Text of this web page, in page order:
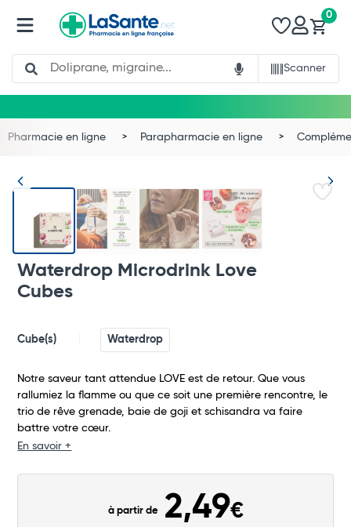
Search
Scanner
0
Commander
Pharmacie en ligne Parapharmacie en ligne
Waterdrop Microdrink Love
Cubes
Cube(s) Waterdrop
Notre saveur tant attendue LOVE est de retour. Que vous
rallumiez la flamme ou que ce soit une première rencontre, le
trio de rêve grenade, baie de goji et schisandra va faire
battre votre cœur.
En savoir +
à partir de 2,49€